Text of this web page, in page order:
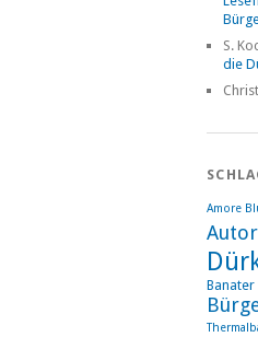
S.
die
Amore
Banater